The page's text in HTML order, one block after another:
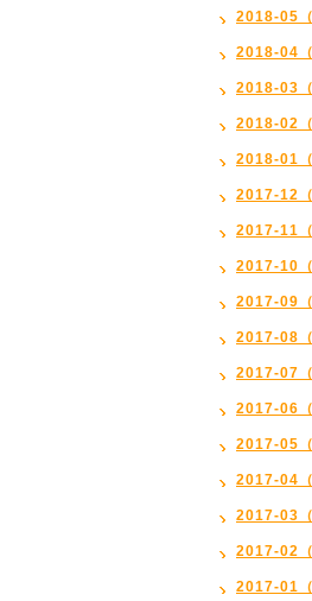
2018-05（
2018-04（
2018-03（
2018-02（
2018-01（
2017-12（
2017-11（
2017-10（
2017-09（
2017-08（
2017-07（
2017-06（
2017-05（
2017-04（
2017-03（
2017-02（
2017-01（